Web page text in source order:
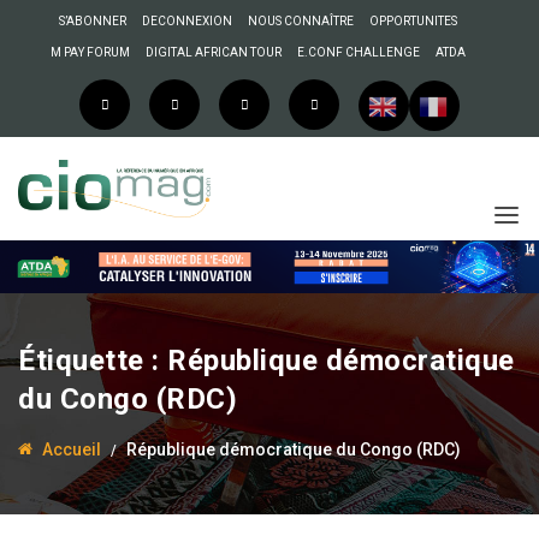
S’ABONNER DECONNEXION NOUS CONNAÎTRE OPPORTUNITES
M PAY FORUM DIGITAL AFRICAN TOUR E.CONF CHALLENGE ATDA
Étiquette : République démocratique
du Congo (RDC)
Accueil République démocratique du Congo (RDC)